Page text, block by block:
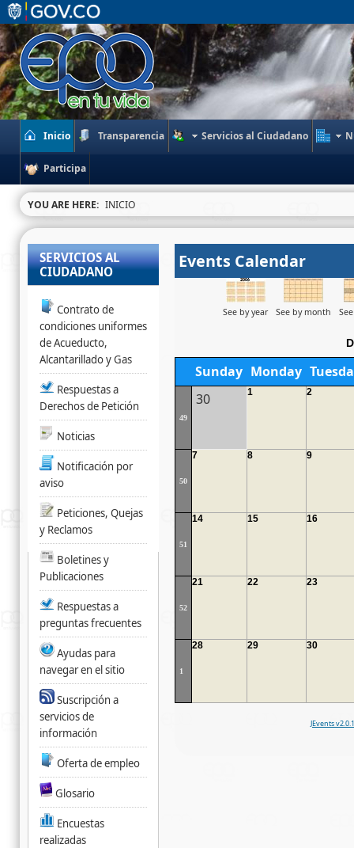
Inicio Transparencia Servicios al Ciudadano
Participa
YOU ARE HERE: INICIO
Events Calendar
See by year See by month
Sunday Monday
49
30 1 2
50
7 8 9
51
14 15 16
52
21 22 23
1
28 29 30
JEvents
SERVICIOS AL
CIUDADANO
Contrato de
condiciones uniformes
de Acueducto,
Alcantarillado y Gas
Respuestas a
Derechos de Petición
Noticias
Notificación por
aviso
Peticiones, Quejas
y Reclamos
Boletines y
Publicaciones
Respuestas a
preguntas frecuentes
Ayudas para
navegar en el sitio
Suscripción a
servicios de
información
Oferta de empleo
Glosario
Encuestas
realizadas